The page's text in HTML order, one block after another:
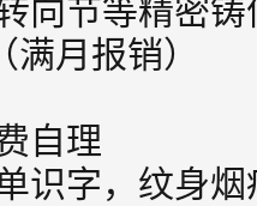
向节等精密铸
月报销）
自理
识字，纹身